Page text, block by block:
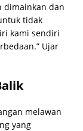
dimainkan dan
tidak
kami sendiri
Ujar
melawan
yang